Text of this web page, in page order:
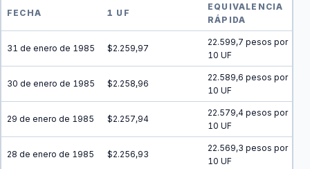
FECHA 1 UF
EQUIVALENCIA
RÁPIDA
31 de enero de 1985 $2.259,97
22.599,7 pesos por
10 UF
30 de enero de 1985 $2.258,96
22.589,6 pesos por
10 UF
29 de enero de 1985 $2.257,94
22.579,4 pesos por
10 UF
28 de enero de 1985 $2.256,93
22.569,3 pesos por
10 UF